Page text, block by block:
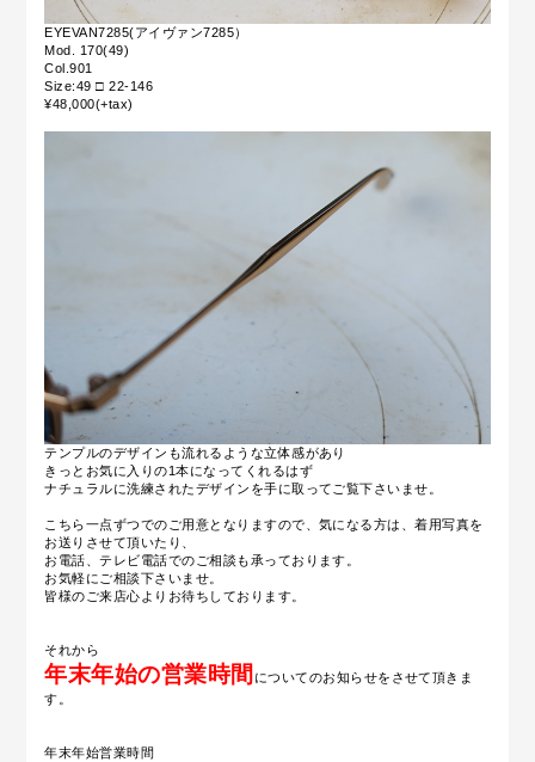
EYEVAN7285(アイヴァン7285）
Mod. 170(49)
Col.901
Size:49 □ 22-146
¥48,000(+tax)
テンプルのデザインも流れるような立体感があり
きっとお気に入りの1本になってくれるはず
ナチュラルに洗練されたデザインを手に取ってご覧下さいませ。
こちら一点ずつでのご用意となりますので、気になる方は、着用写真を
お送りさせて頂いたり、
お電話、テレビ電話でのご相談も承っております。
お気軽にご相談下さいませ。
皆様のご来店心よりお待ちしております。
それから
年末年始の営業時間 についてのお知らせをさせて頂きま
す。
年末年始営業時間